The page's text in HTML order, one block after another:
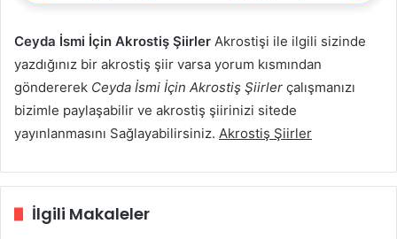
Ceyda İsmi İçin Akrostiş Şiirler Akrostişi ile ilgili sizinde
yazdığınız bir akrostiş şiir varsa yorum kısmından
göndererek Ceyda İsmi İçin Akrostiş Şiirler çalışmanızı
bizimle paylaşabilir ve akrostiş şiirinizi sitede
yayınlanmasını Sağlayabilirsiniz. Akrostiş Şiirler
İlgili Makaleler